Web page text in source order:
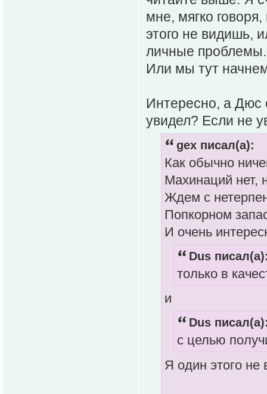
мне, мягко
этого не видишь,
личные проблемы.
Или мы тут
Интересно, а Дюс
увидел? Если не
gex писал(а):
Как обычно
Махинаций нет,
Ждем с
Попкорном
И очень
Dus
только в
и
Dus
с целью
Я один этого не